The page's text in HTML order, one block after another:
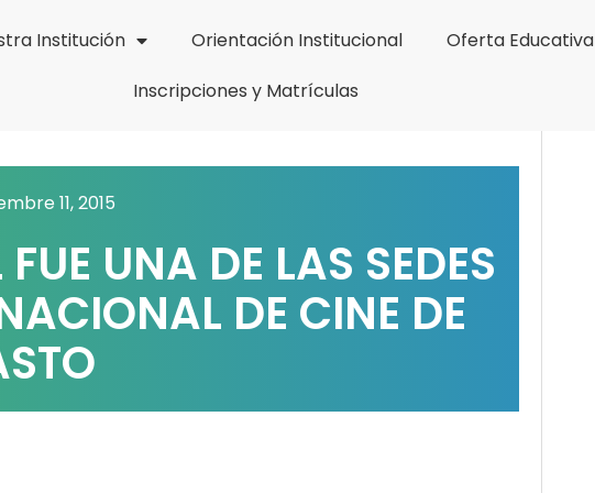
Institución Orientación Institucional
Oferta Educativa
Inscripciones y Matrículas
11, 2015
UNA DE LAS SEDES
DE CINE DE